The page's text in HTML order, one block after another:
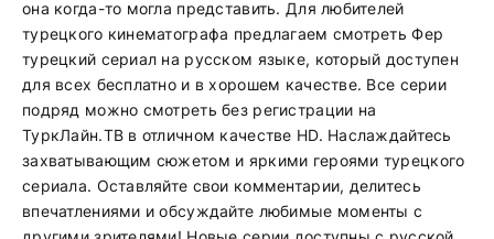
она когда-то могла представить. Для любителей
турецкого кинематографа предлагаем смотреть Фер
турецкий сериал на русском языке, который доступен
для всех бесплатно и в хорошем качестве. Все серии
подряд можно смотреть без регистрации на
ТуркЛайн.ТВ в отличном качестве HD. Наслаждайтесь
захватывающим сюжетом и яркими героями турецкого
сериала. Оставляйте свои комментарии, делитесь
впечатлениями и обсуждайте любимые моменты с